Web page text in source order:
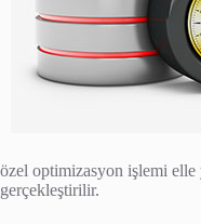
özel optimizasyon işlemi elle
gerçekleştirilir.